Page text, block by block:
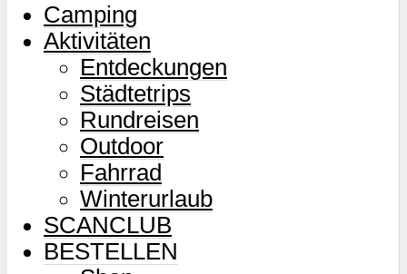
Camping
Aktivitäten
Entdeckungen
Städtetrips
Rundreisen
Outdoor
Fahrrad
Winterurlaub
SCANCLUB
BESTELLEN